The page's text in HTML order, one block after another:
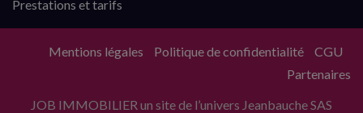
Prestations et tarifs
JOB IMMOBILIER un site de l’univers Jeanbauche SAS
Mentions légales Politique de confidentialité
CGU
Partenaires